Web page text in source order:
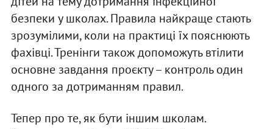
безпеки у школах. Правила найкраще стають
зрозумілими, коли на практиці їх пояснюють
фахівці. Тренінги також допоможуть втілити
основне завдання проєкту – контроль один
одного за дотриманням правил.
Тепер про те, як бути іншим школам.